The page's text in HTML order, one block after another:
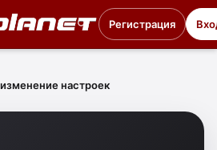
Регистрация
настроек